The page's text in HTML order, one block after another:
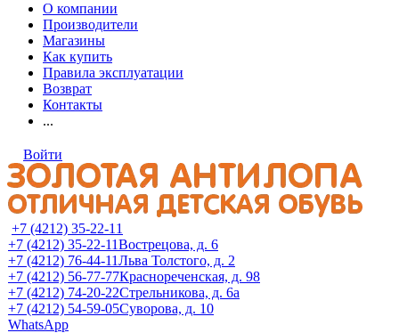
О компании
Производители
Магазины
Как купить
Правила эксплуатации
Возврат
Контакты
...
Войти
+7 (4212) 35-22-11
+7 (4212) 35-22-11Вострецова, д. 6
+7 (4212) 76-44-11Льва Толстого, д. 2
+7 (4212) 56-77-77Краснореченская, д. 98
+7 (4212) 74-20-22Стрельникова, д. 6а
+7 (4212) 54-59-05Суворова, д. 10
WhatsApp